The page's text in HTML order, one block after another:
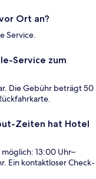
Ort an?
Service.
Service zum
Die Gebühr beträgt 50
Zeiten hat Hotel
13:00 Uhr–
Ein kontaktloser Check-